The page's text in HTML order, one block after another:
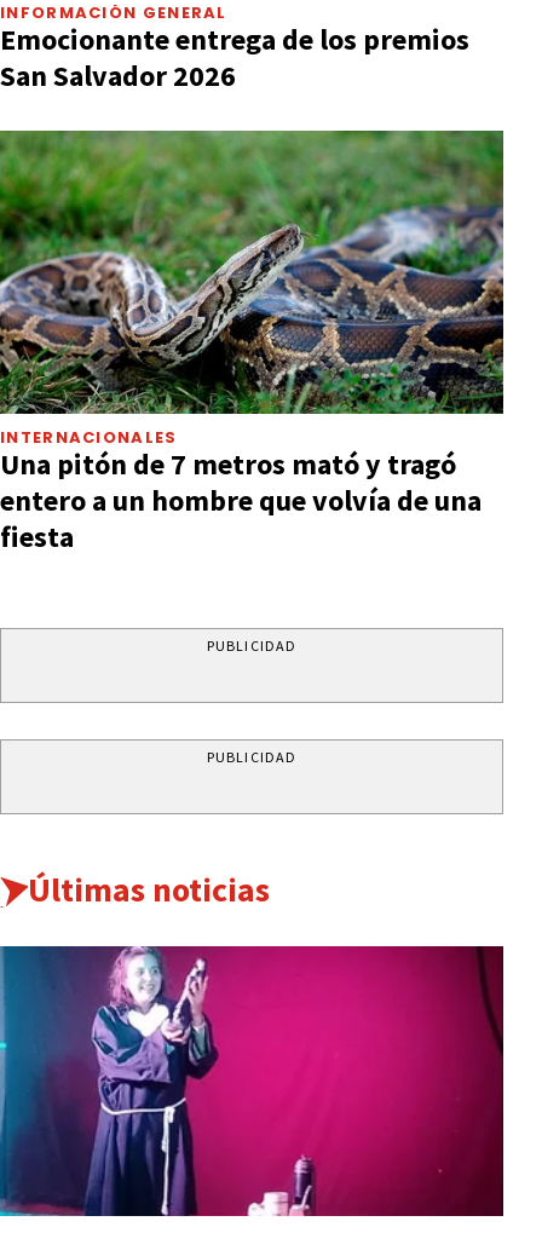
INFORMACIÓN GENERAL
Emocionante entrega de los premios
San Salvador 2026
INTERNACIONALES
Una pitón de 7 metros mató y tragó
entero a un hombre que volvía de una
fiesta
PUBLICIDAD
PUBLICIDAD
Últimas noticias